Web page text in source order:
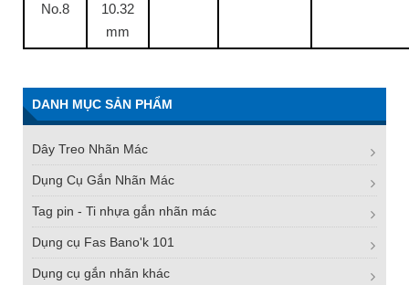
No.8
10.32
mm
DANH MỤC SẢN PHẨM
Dây Treo Nhãn Mác
Dụng Cụ Gắn Nhãn Mác
Tag pin - Ti nhựa gắn nhãn mác
Dụng cụ Fas Bano'k 101
Dụng cụ gắn nhãn khác